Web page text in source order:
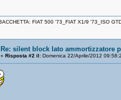
FIAT 500 '73_FIAT X1/9 '73_ISO
Re: silent block lato ammortizzatore
« Risposta #2 il: Domenica 22/Aprile/2012